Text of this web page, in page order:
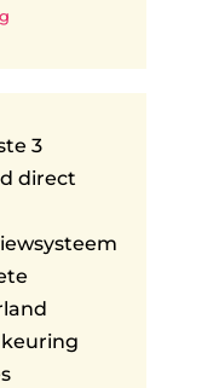
3
direct